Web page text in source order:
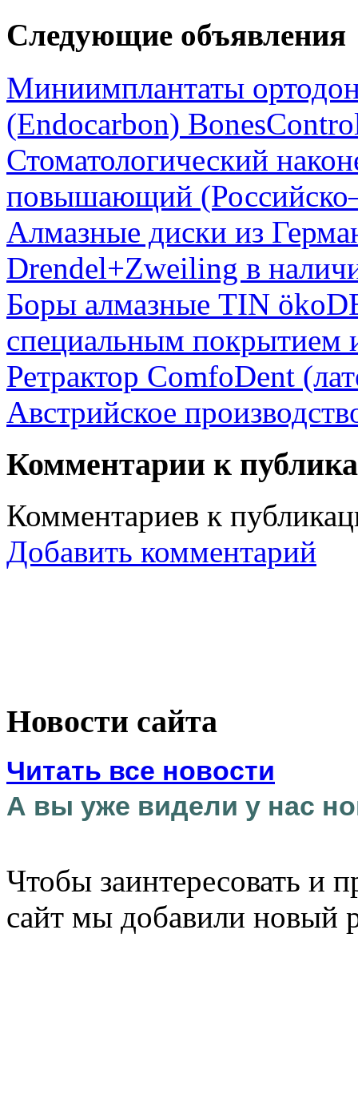
Следующие объявления
Миниимплантаты
(Endocarbon)
Стоматологический
повышающий
Алмазные диски из
Drendel+Zweiling в
Боры алмазные TIN
специальным покрытием
Ретрактор ComfoDent
Австрийское
Комментарии к
Комментариев к
Добавить комментарий
Новости сайта
Читать все новости
А вы уже видели у нас
Чтобы заинтересовать и
сайт мы добавили новый